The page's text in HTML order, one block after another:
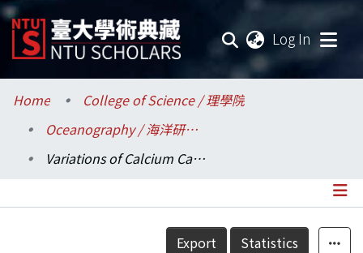
Log In
Communities & Collections
Research Outputs
Home
College of Science / 理學院
Oceanography / 海洋研究所
Variations of Calcium Carbonate, Organic Carbon and Their Isotopic Compositions in Surface Sediments of the East China Sea
Details
Export Statistics